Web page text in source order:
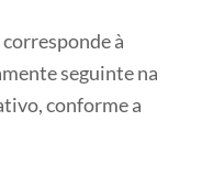
à
seguinte na
conforme a